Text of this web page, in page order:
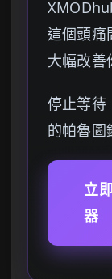
這個頭痛
大幅改善
停止等待
的帕魯圖
立
器